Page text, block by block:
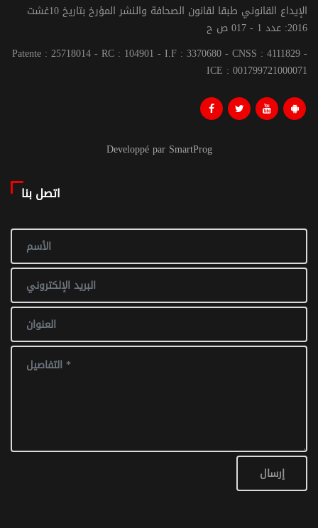
الإيداع القانوني طبقا لقانون الصحافة والنشر المؤرخ بتاريخ 10غشت
2016: عدد 1 - 017 ص ح
Patente : 25718014 - RC : 104901 - I.F : 3370680 - CNSS : 4111829 -
ICE : 001799721000071
Developpé par SmartProg
اتصل بنا